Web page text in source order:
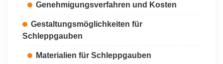
Genehmigungsverfahren und Kosten
Gestaltungsmöglichkeiten für
Schleppgauben
Materialien für Schleppgauben